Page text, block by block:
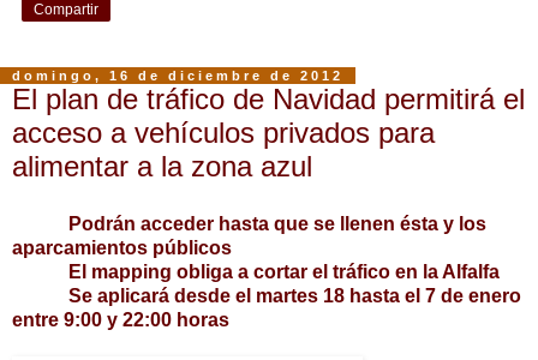
Compartir
domingo, 16 de diciembre de 2012
El plan de tráfico de Navidad permitirá el
acceso a vehículos privados para
alimentar a la zona azul
Podrán acceder hasta que se llenen ésta y los
aparcamientos públicos
El mapping obliga a cortar el tráfico en la Alfalfa
Se aplicará desde el martes 18 hasta el 7 de enero
entre 9:00 y 22:00 horas